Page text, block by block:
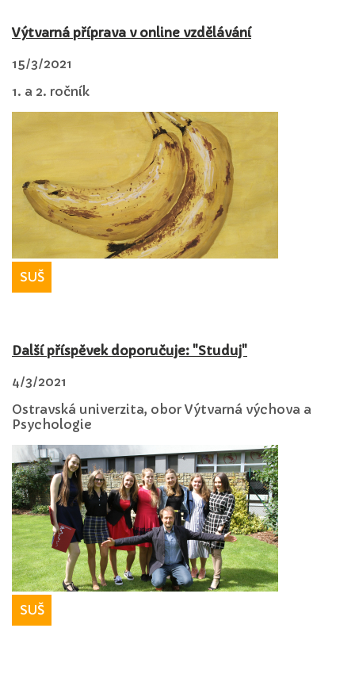
Výtvarná příprava v online vzdělávání
15/3/2021
1. a 2. ročník
SUŠ
Další příspěvek doporučuje: "Studuj"
4/3/2021
Ostravská univerzita, obor Výtvarná výchova a
Psychologie
SUŠ